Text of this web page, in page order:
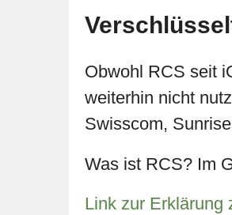
Obwohl RCS seit
weiterhin nicht
Swisscom,
Was ist RCS? Im
Link zur Erklärung